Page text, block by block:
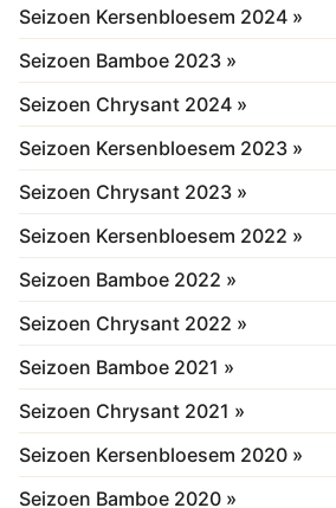
Seizoen Kersenbloesem 2024 »
Seizoen Bamboe 2023 »
Seizoen Chrysant 2024 »
Seizoen Kersenbloesem 2023 »
Seizoen Chrysant 2023 »
Seizoen Kersenbloesem 2022 »
Seizoen Bamboe 2022 »
Seizoen Chrysant 2022 »
Seizoen Bamboe 2021 »
Seizoen Chrysant 2021 »
Seizoen Kersenbloesem 2020 »
Seizoen Bamboe 2020 »